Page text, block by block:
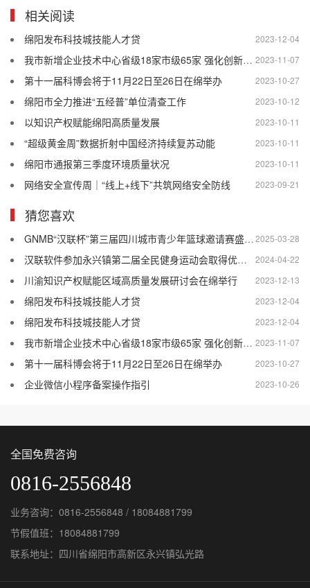
相关阅读
2023-12-04
绵阳发布科技城技能人才贷
2023-11-07
我市新增企业技术中心省级18家市级65家 强化创新主体地位 增强技术创新能力
2023-10-27
第十一届科博会将于11月22日至26日在绵举办
2023-10-12
绵阳市全力推进“五经普”单位清查工作
2023-10-11
以知识产权赋能绵阳高质量发展
2023-10-11
“超级黄金周”数据折射中国经济持续复苏动能
2023-10-11
绵阳市通报第三季度环境质量状况
2023-09-21
网络安全宣传周｜“线上+线下”共筑网络安全防线
猜您喜欢
2025-03-28
GNMB“汉联杯”第三届四川城市青少年篮球邀请赛盛大举行
2024-04-22
汉联软件参加永兴镇第二届全民健身运动会取得优异成绩
2023-12-13
川渝知识产权赋能区域高质量发展研讨会在绵举行
2023-12-04
绵阳发布科技城技能人才贷
2023-12-04
绵阳发布科技城技能人才贷
2023-11-07
我市新增企业技术中心省级18家市级65家 强化创新主体地位 增强技术创新能力
2023-10-27
第十一届科博会将于11月22日至26日在绵举办
2023-10-26
企业微信小程序备案操作指引
全国免费咨询
0816-2556848
业务咨询：0816-2556848 / 18084881799
节假值班：18084881799
联系地址：四川省绵阳市高新区永兴镇弘光路